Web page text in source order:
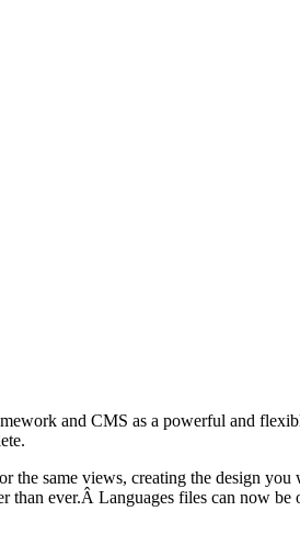
and CMS as a powerful and
same views, creating the design
than ever.Â Languages files can now